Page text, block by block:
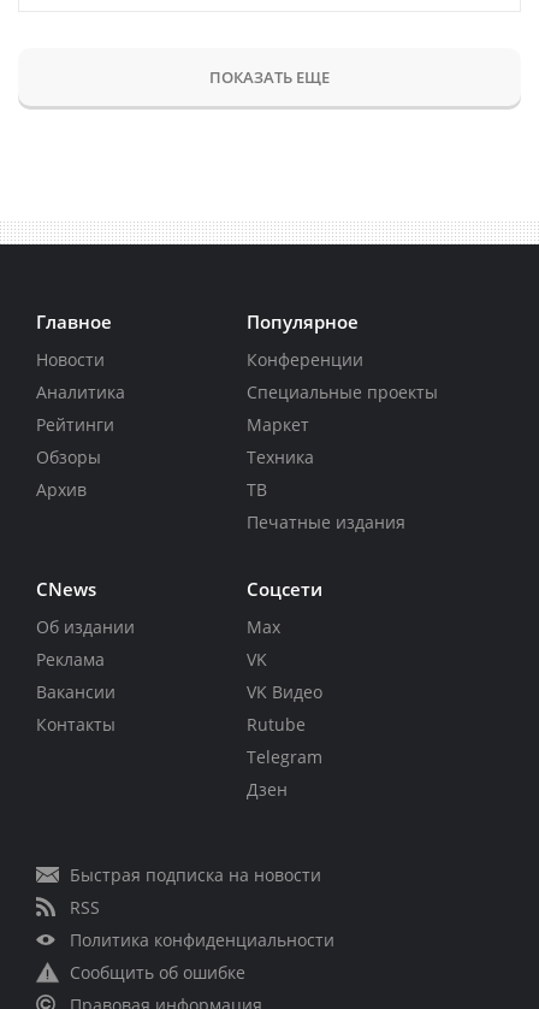
ПОКАЗАТЬ ЕЩЕ
Главное
Новости
Аналитика
Рейтинги
Обзоры
Архив
Популярное
Конференции
Специальные проекты
Маркет
Техника
ТВ
Печатные издания
CNews
Об издании
Реклама
Вакансии
Контакты
Соцсети
Max
VK
VK Видео
Rutube
Telegram
Дзен
Быстрая подписка на новости
RSS
Политика конфиденциальности
Сообщить об ошибке